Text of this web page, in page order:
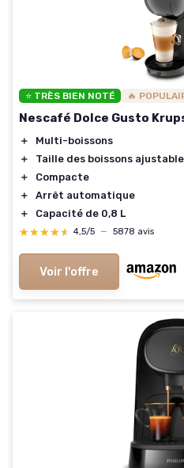
⭐ TRÈS BIEN NOTÉ 🔥
Nescafé Dolce Gusto
＋
Multi-boissons
＋
Taille des boissons ajustable
＋
Compacte
＋
Arrêt automatique
＋
Capacité de 0,8 L
★★★★★
★★★★★ 4,5/5 — 5878 avis
Voir l'offre